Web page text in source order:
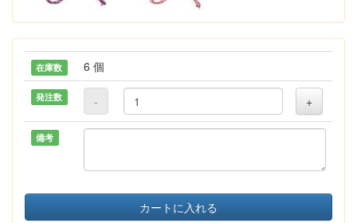
在庫数 6 個
発注数 - +
備考
カートに入れる